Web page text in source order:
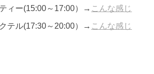
ィー(15:00～17:00）→ こんな感じ
テル(17:30～20:00）→ こんな感じ